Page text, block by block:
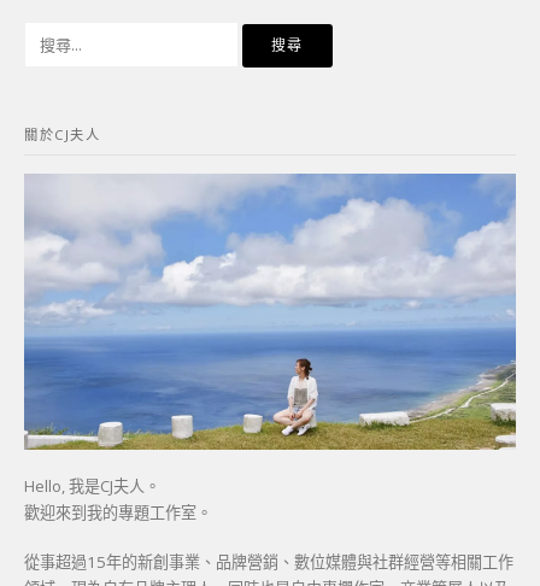
字:
關於CJ夫人
Hello, 我是CJ夫人。
歡迎來到我的專題工作室。
從事超過15年的新創事業、品牌營銷、數位媒體與社群經營等相關工作